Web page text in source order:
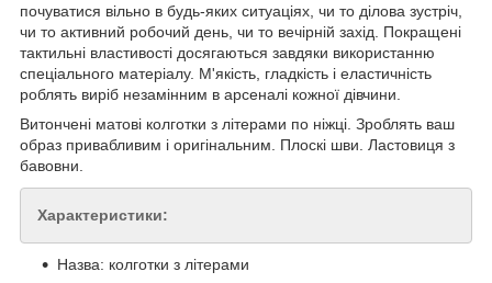
почуватися вільно в будь-яких ситуаціях, чи то ділова зустріч,
чи то активний робочий день, чи то вечірній захід. Покращені
тактильні властивості досягаються завдяки використанню
спеціального матеріалу. М'якість, гладкість і еластичність
роблять виріб незамінним в арсеналі кожної дівчини.
Витончені матові колготки з літерами по ніжці. Зроблять ваш
образ привабливим і оригінальним. Плоскі шви. Ластовиця з
бавовни.
Характеристики:
Назва: колготки з літерами